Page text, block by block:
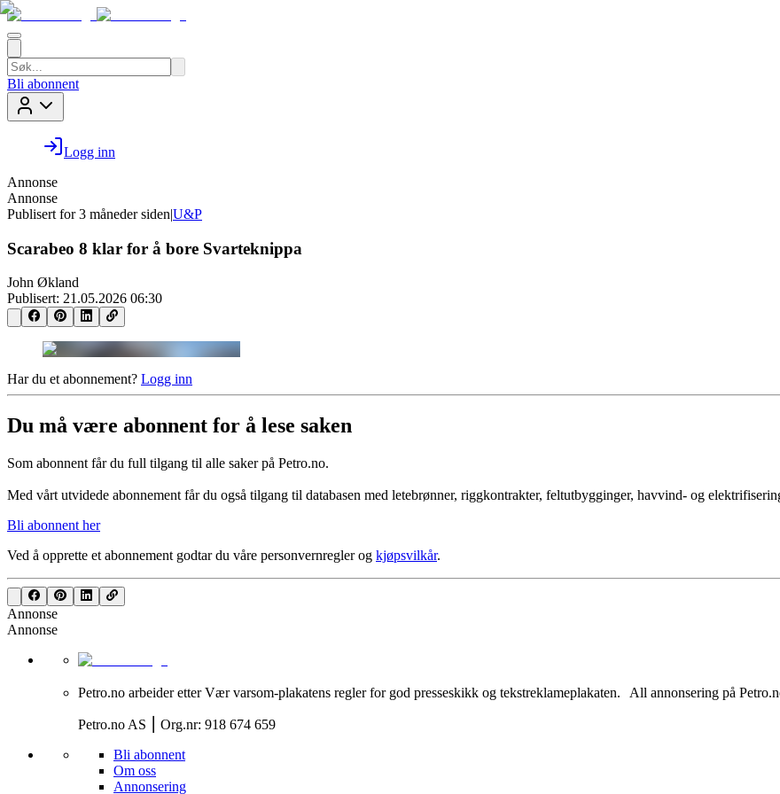
Bli abonnent
Logg inn
Annonse
Annonse
Publisert for 3 måneder siden|U&P
Scarabeo 8 klar for å bore Svarteknippa
John Økland
Publisert: 21.05.2026 06:30
Har du et abonnement? Logg inn
Du må være abonnent for å lese saken
Som abonnent får du full tilgang til alle saker på Petro.no.
Med vårt utvidede abonnement får du også tilgang til databasen med letebrønner, riggkontrakter, feltutbygginger, havvind- og
Bli abonnent her
Ved å opprette et abonnement godtar du våre personvernreglerog kjøpsvilkår.
Annonse
Annonse
Petro.no arbeider etter Vær varsom-plakatens regler for god presseskikk og tekstreklameplakaten. All annonsering på
Petro.no AS ⎮ Org.nr: 918 674 659
Bli abonnent
Om oss
Annonsering